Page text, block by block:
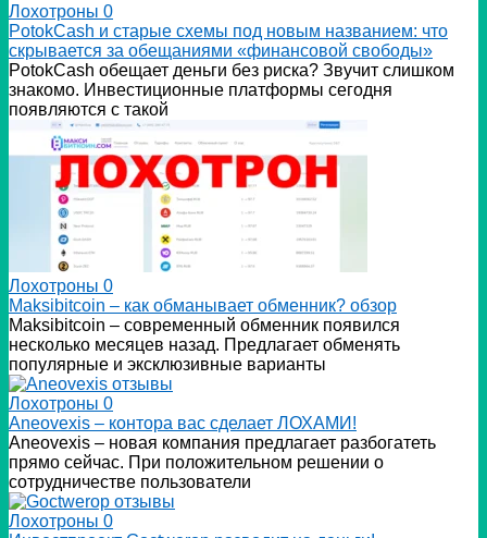
Лохотроны 0
PotokCash и старые схемы под новым названием: что
скрывается за обещаниями «финансовой свободы»
PotokCash обещает деньги без риска? Звучит слишком
знакомо. Инвестиционные платформы сегодня
появляются с такой
Лохотроны 0
Мaksibitcoin – как обманывает обменник? обзор
Мaksibitcoin – современный обменник появился
несколько месяцев назад. Предлагает обменять
популярные и эксклюзивные варианты
Лохотроны 0
Аneovexis – контора вас сделает ЛОХАМИ!
Аneovexis – новая компания предлагает разбогатеть
прямо сейчас. При положительном решении о
сотрудничестве пользователи
Лохотроны 0